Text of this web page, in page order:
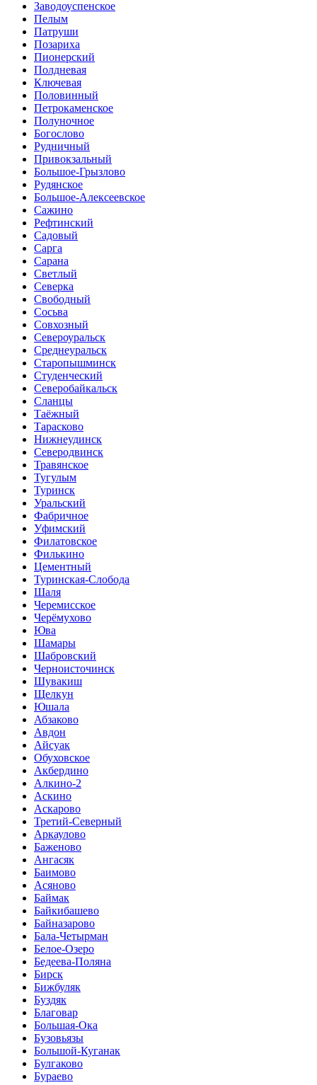
Заводоуспенское
Пелым
Патруши
Позариха
Пионерский
Полдневая
Ключевая
Половинный
Петрокаменское
Полуночное
Богослово
Рудничный
Привокзальный
Большое-Грызлово
Рудянское
Большое-Алексеевское
Сажино
Рефтинский
Садовый
Сарга
Сарана
Светлый
Северка
Свободный
Сосьва
Совхозный
Североуральск
Среднеуральск
Старопышминск
Студенческий
Северобайкальск
Сланцы
Таёжный
Тарасково
Нижнеудинск
Северодвинск
Травянское
Тугулым
Туринск
Уральский
Фабричное
Уфимский
Филатовское
Филькино
Цементный
Туринская-Слобода
Шаля
Черемисское
Черёмухово
Юва
Шамары
Шабровский
Черноисточинск
Шувакиш
Щелкун
Юшала
Абзаково
Авдон
Айсуак
Обуховское
Акбердино
Алкино-2
Аскино
Аскарово
Третий-Северный
Аркаулово
Баженово
Ангасяк
Баимово
Асяново
Баймак
Байкибашево
Байназарово
Бала-Четырман
Белое-Озеро
Бедеева-Поляна
Бирск
Бижбуляк
Буздяк
Благовар
Большая-Ока
Бузовьязы
Большой-Куганак
Булгаково
Бураево